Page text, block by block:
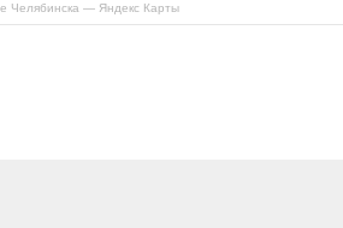
Челябинска — Яндекс Карты